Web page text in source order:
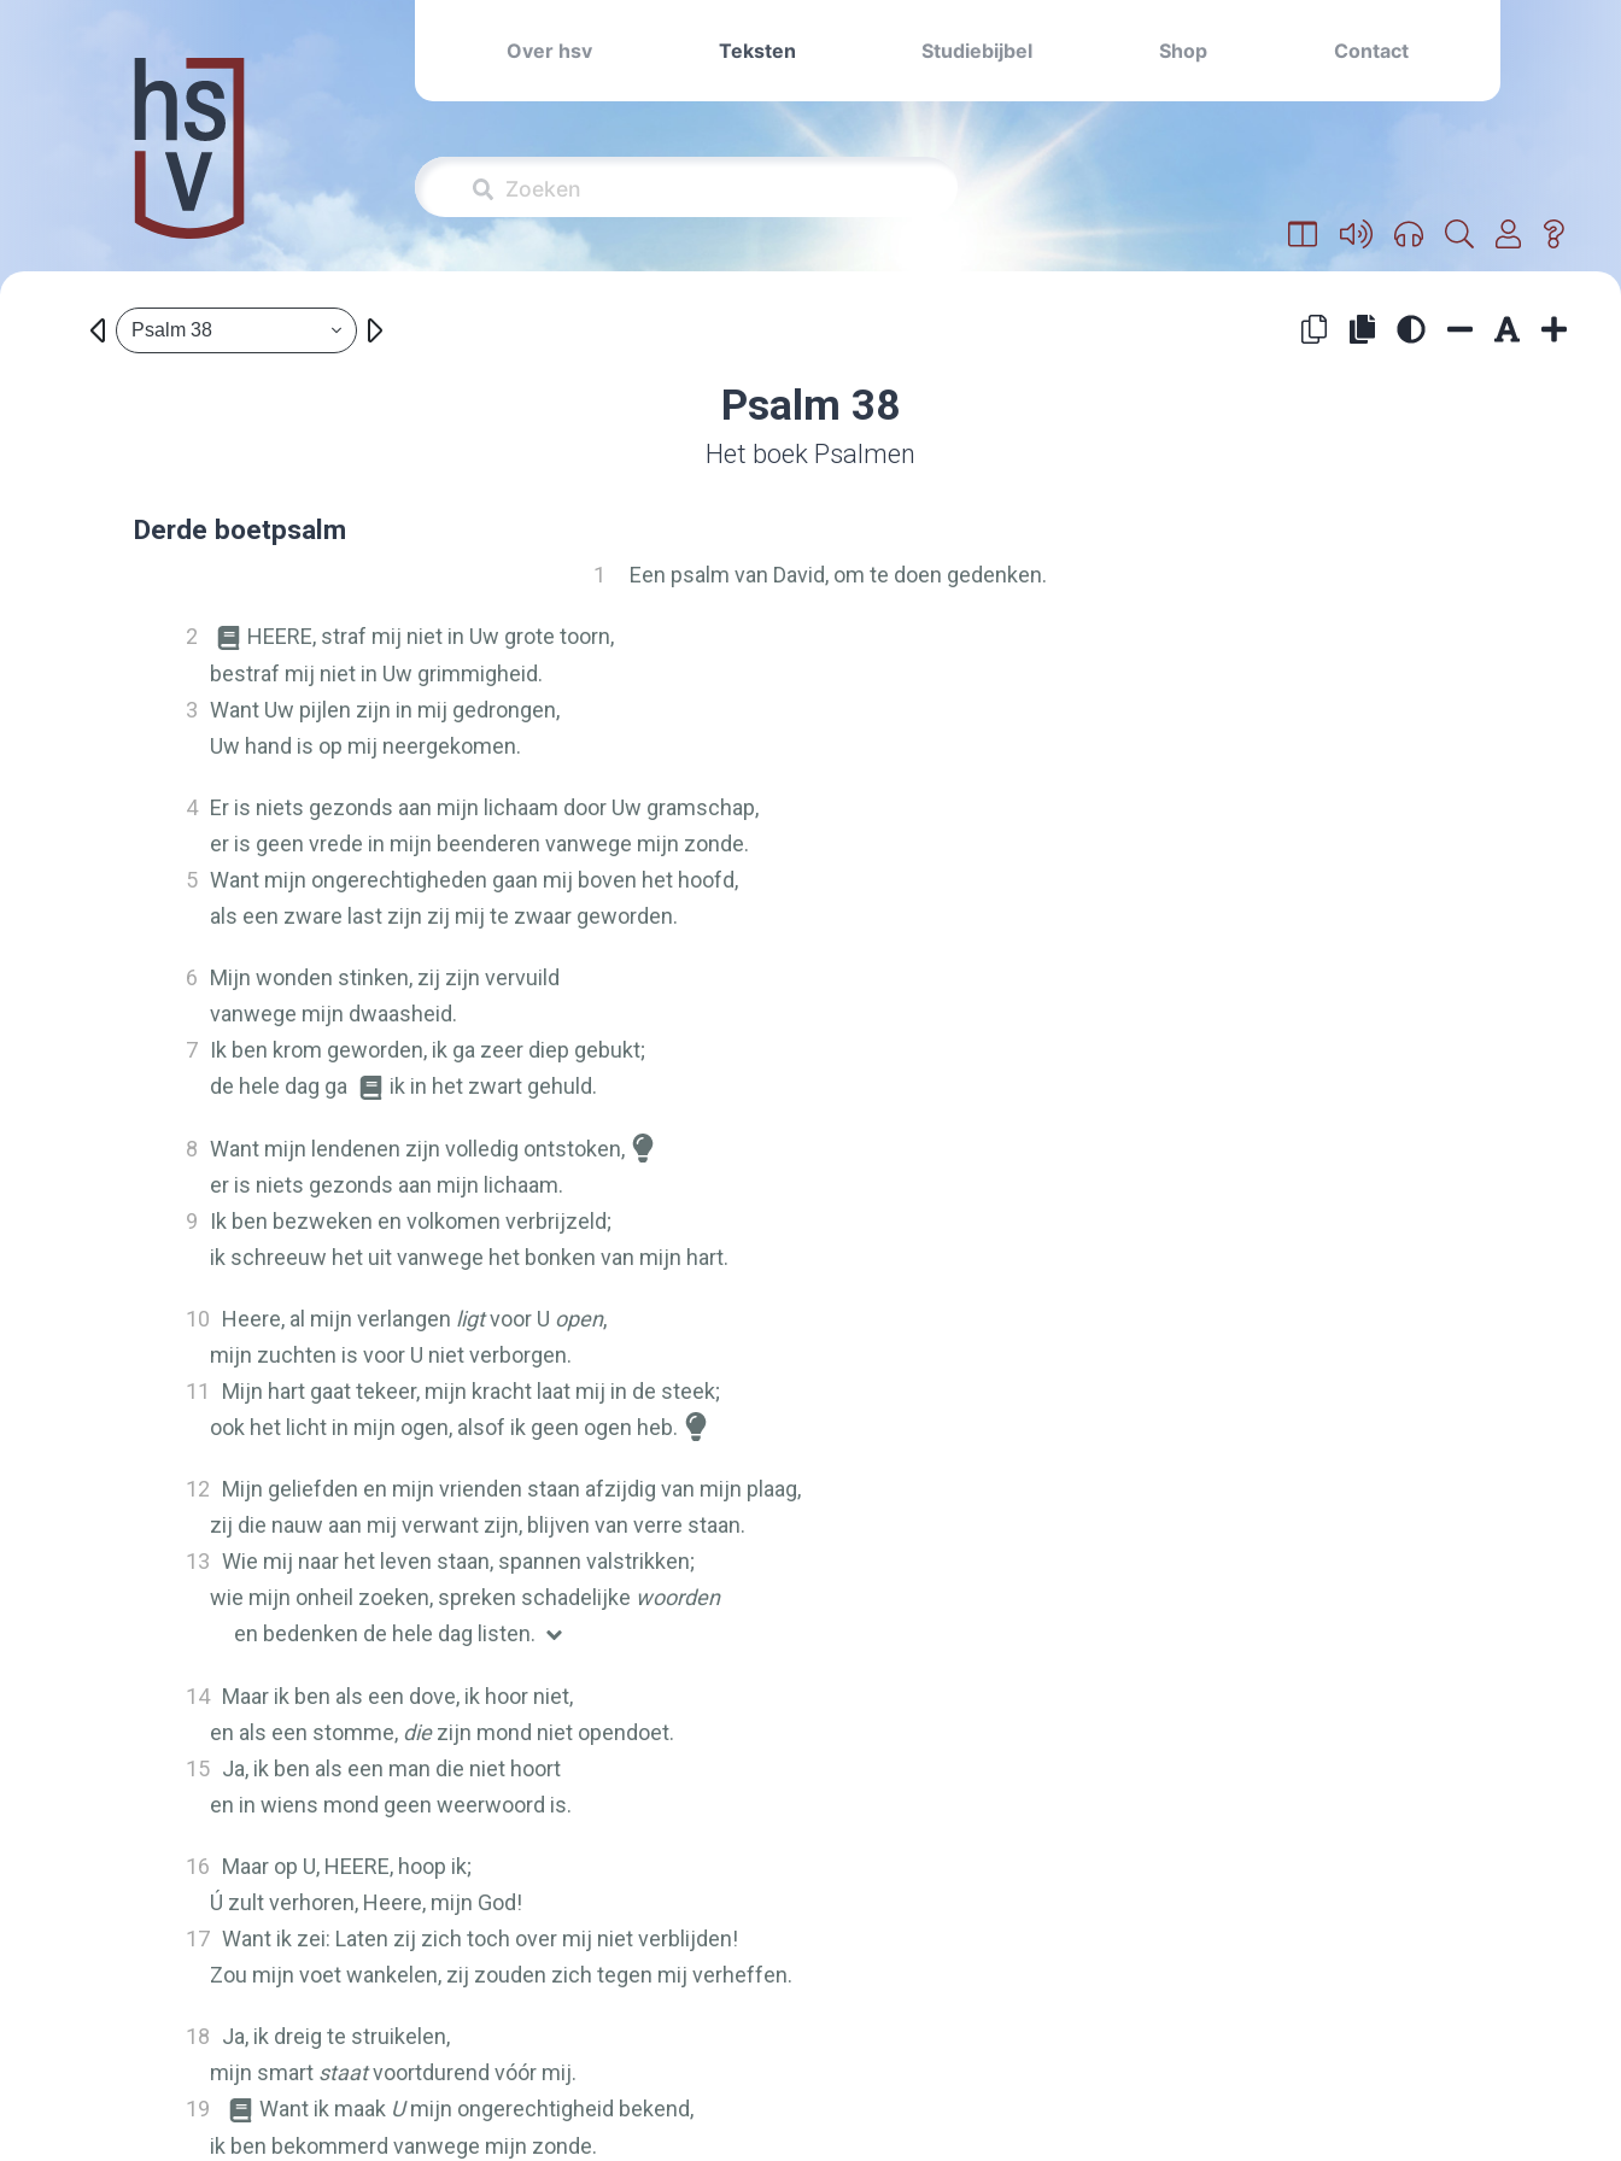
Over hsv Teksten Studiebijbel Shop Contact
Psalm 38
Psalm 38
Het boek Psalmen
Derde boetpsalm
1 Een psalm van David, om te doen gedenken.
2 HEERE, straf mij niet in Uw grote toorn,
bestraf mij niet in Uw grimmigheid.
3 Want Uw pijlen zijn in mij gedrongen,
Uw hand is op mij neergekomen.
4 Er is niets gezonds aan mijn lichaam door Uw gramschap,
er is geen vrede in mijn beenderen vanwege mijn zonde.
5 Want mijn ongerechtigheden gaan mij boven het hoofd,
als een zware last zijn zij mij te zwaar geworden.
6 Mijn wonden stinken, zij zijn vervuild
vanwege mijn dwaasheid.
7 Ik ben krom geworden, ik ga zeer diep gebukt;
de hele dag ga
ik in het zwart gehuld.
8 Want mijn lendenen zijn volledig ontstoken,
er is niets gezonds aan mijn lichaam.
9
Ik ben bezweken en volkomen verbrijzeld;
ik schreeuw het uit vanwege het bonken van mijn hart.
10 Heere, al mijn verlangen ligtvoor U open,
mijn zuchten is voor U niet verborgen.
11
Mijn hart gaat tekeer, mijn kracht laat mij in de steek;
ook het licht in mijn ogen, alsof ik geen ogen heb.
12 Mijn geliefden en mijn vrienden staan afzijdig van mijn plaag,
zij die nauw aan mij verwant zijn, blijven van verre staan.
13 Wie mij naar het leven staan, spannen valstrikken;
wie mijn onheil zoeken, spreken schadelijke woorden
en bedenken de hele dag listen.
14 Maar ik ben als een dove, ik hoor niet,
en als een stomme, diezijn mond niet opendoet.
15 Ja, ik ben als een man die niet hoort
en in wiens mond geen weerwoord is.
16 Maar op U, HEERE, hoop ik;
Ú zult verhoren, Heere, mijn God!
17 Want ik zei: Laten zij zich toch over mij niet verblijden!
Zou mijn voet wankelen, zij zouden zich tegen mij verheffen.
18 Ja, ik dreig te struikelen,
mijn smart staatvoortdurend vóór mij.
19
Want ik maak Umijn ongerechtigheid bekend,
ik ben bekommerd vanwege mijn zonde.